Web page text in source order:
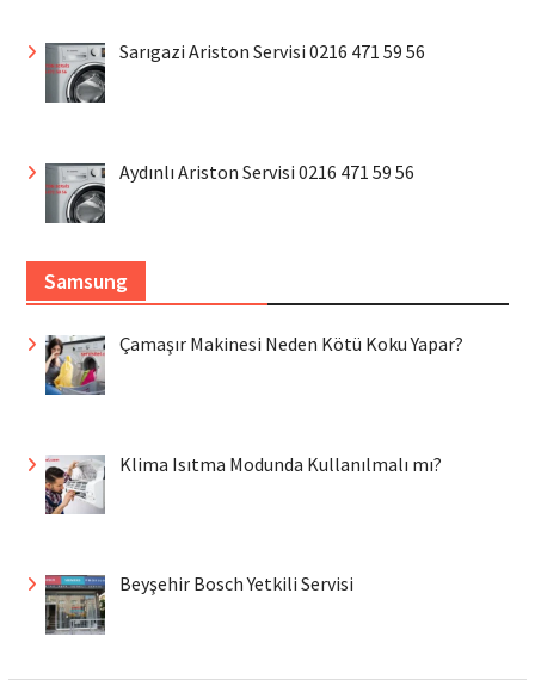
Sarıgazi Ariston Servisi 0216 471 59 56
Aydınlı Ariston Servisi 0216 471 59 56
Samsung
Çamaşır Makinesi Neden Kötü Koku Yapar?
Klima Isıtma Modunda Kullanılmalı mı?
Beyşehir Bosch Yetkili Servisi